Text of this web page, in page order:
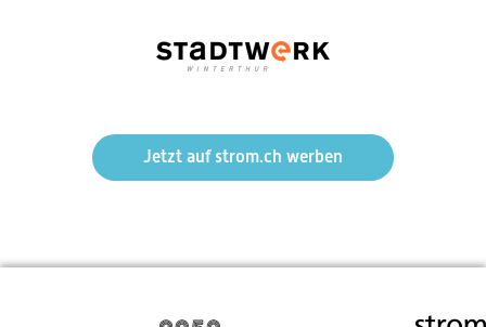
Jetzt auf strom.ch werben